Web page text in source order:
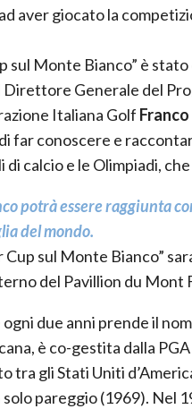
aver giocato la
sul Monte Bianco” è
Generale del
Italiana Golf
far conoscere e
di calcio e le Olimpiadi,
potrà essere raggiunta
del mondo.
Cup sul Monte Bianco”
del Pavillion du Mont
ogni due anni prende il
è co-gestita dalla
tra gli Stati Uniti
solo pareggio (1969). Nel